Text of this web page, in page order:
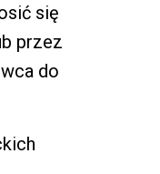
się
przez
do